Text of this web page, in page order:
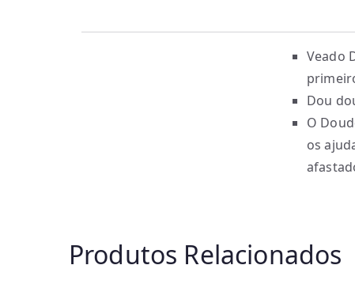
Veado
Dou
O
os
Produtos Relacionados